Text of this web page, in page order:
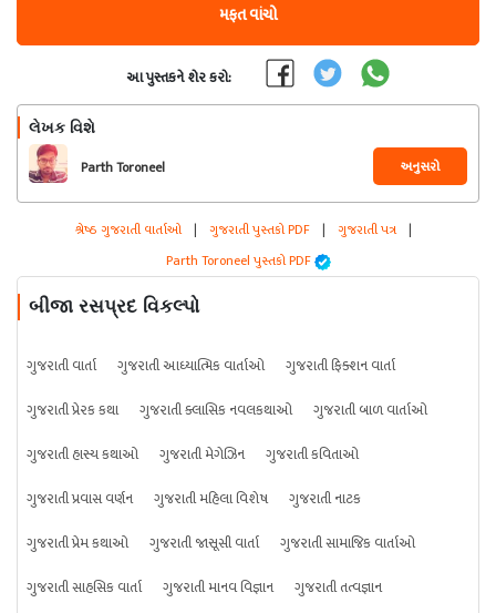
મફત વાંચો
આ પુસ્તકને શેર કરો:
લેખક વિશે
Parth Toroneel અનુસરો
શ્રેષ્ઠ ગુજરાતી વાર્તાઓ | ગુજરાતી પુસ્તકો PDF | ગુજરાતી પત્ર |
Parth Toroneel પુસ્તકો PDF
બીજા રસપ્રદ વિકલ્પો
ગુજરાતી વાર્તા ગુજરાતી આધ્યાત્મિક વાર્તાઓ
ગુજરાતી ફિક્શન વાર્તા
ગુજરાતી પ્રેરક કથા
ગુજરાતી ક્લાસિક નવલકથાઓ
ગુજરાતી બાળ વાર્તાઓ
ગુજરાતી હાસ્ય કથાઓ
ગુજરાતી મેગેઝિન
ગુજરાતી કવિતાઓ
ગુજરાતી પ્રવાસ વર્ણન
ગુજરાતી મહિલા વિશેષ
ગુજરાતી નાટક
ગુજરાતી પ્રેમ કથાઓ
ગુજરાતી જાસૂસી વાર્તા
ગુજરાતી સામાજિક વાર્તાઓ
ગુજરાતી સાહસિક વાર્તા
ગુજરાતી માનવ વિજ્ઞાન ગુજરાતી તત્વજ્ઞાન